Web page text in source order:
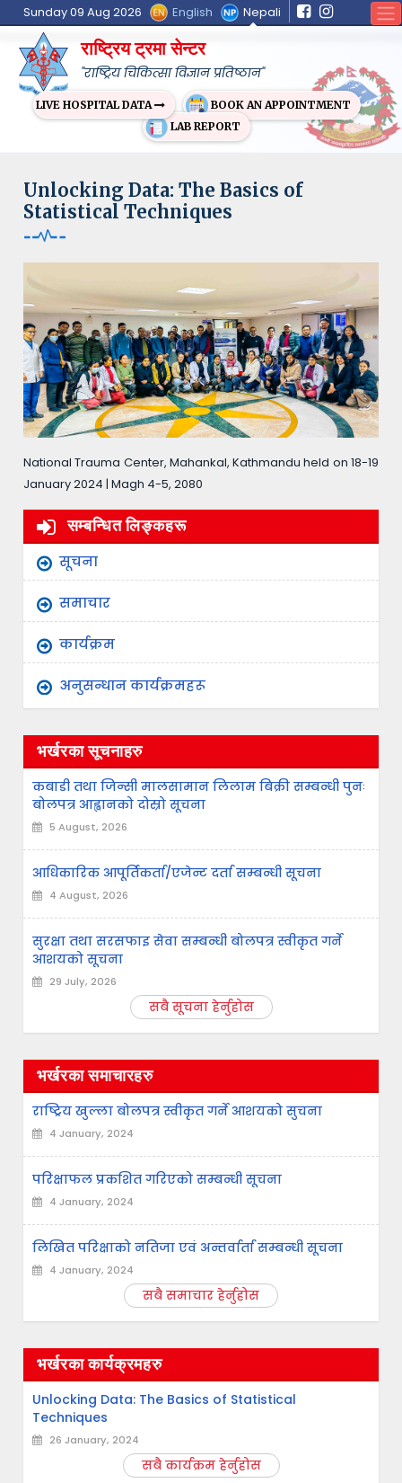
Sunday 09 Aug 2026 English Nepali
राष्ट्रिय ट्रमा सेन्टर
"राष्ट्रिय चिकित्सा विज्ञान प्रतिष्ठान"
LIVE HOSPITAL DATA
BOOK AN APPOINTMENT
LAB REPORT
Unlocking Data: The Basics of
Statistical Techniques
National Trauma Center, Mahankal, Kathmandu held on 18-19
January 2024 | Magh 4-5, 2080
सम्बन्धित लिङ्कहरू
सूचना
समाचार
कार्यक्रम
अनुसन्धान कार्यक्रमहरू
भर्खरका सूचनाहरु
कबाडी तथा जिन्सी मालसामान लिलाम बिक्री सम्बन्धी पुनः
बोलपत्र आह्वानको दोस्रो सूचना
5 August, 2026
आधिकारिक आपूर्तिकर्ता/एजेन्ट दर्ता सम्बन्धी सूचना
4 August, 2026
सुरक्षा तथा सरसफाइ सेवा सम्बन्धी बोलपत्र स्वीकृत गर्ने
आशयको सूचना
29 July, 2026
सबै सूचना हेर्नुहोस
भर्खरका समाचारहरु
राष्ट्रिय खुल्ला बोलपत्र स्वीकृत गर्ने आशयको सुचना
4 January, 2024
परिक्षाफल प्रकशित गरिएको सम्बन्धी सूचना
4 January, 2024
लिखित परिक्षाको नतिजा एवं अन्तर्वार्ता सम्बन्धी सूचना
4 January, 2024
सबै समाचार हेर्नुहोस
भर्खरका कार्यक्रमहरु
Unlocking Data: The Basics of Statistical
Techniques
26 January, 2024
सबै कार्यक्रम हेर्नुहोस